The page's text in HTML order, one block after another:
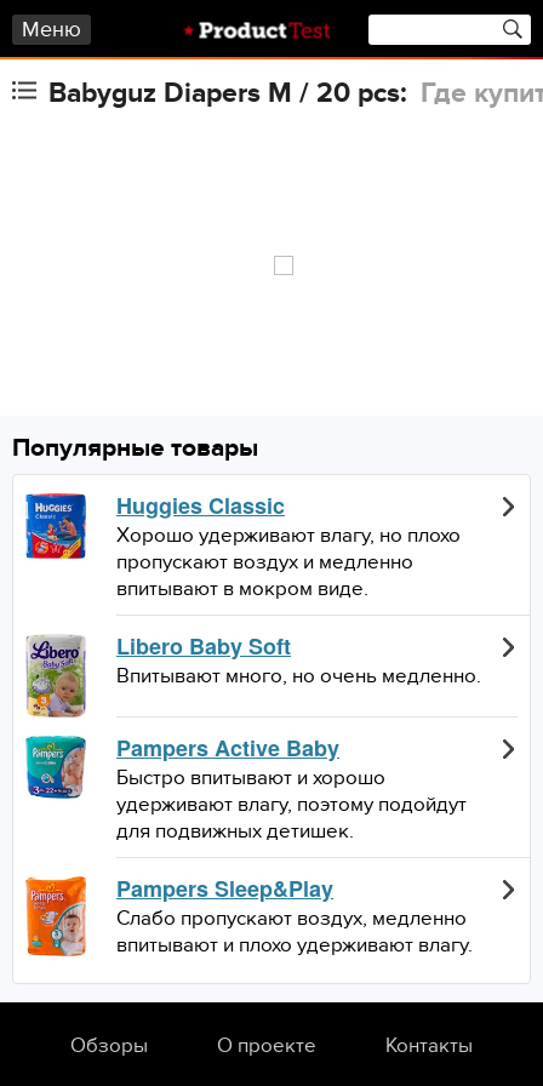
Меню
Babyguz Diapers M / 20 pcs: Где
Популярные товары
Huggies Classic
Хорошо удерживают влагу, но плохо
пропускают воздух и медленно
впитывают в мокром виде.
Libero Baby Soft
Впитывают много, но очень медленно.
Pampers Active Baby
Быстро впитывают и хорошо
удерживают влагу, поэтому подойдут
для подвижных детишек.
Pampers Sleep&Play
Слабо пропускают воздух, медленно
впитывают и плохо удерживают влагу.
Обзоры О проекте Контакты